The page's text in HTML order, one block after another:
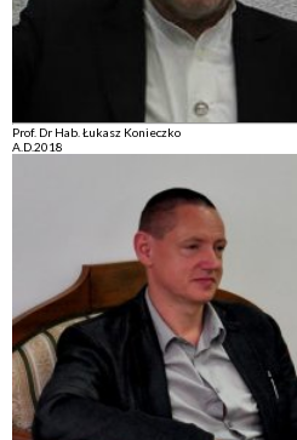
Prof. Dr Hab. Łukasz Konieczko
A.D.2018